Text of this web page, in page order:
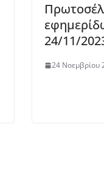
24/11/
24 Νοεμβρίου